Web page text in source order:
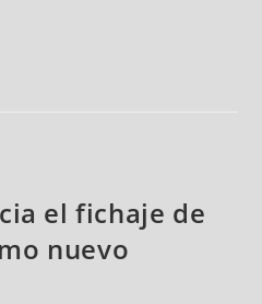
el fichaje de
nuevo